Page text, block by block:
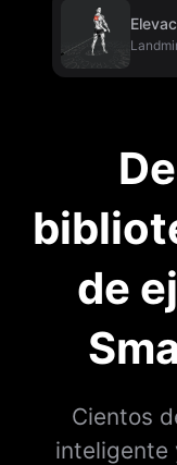
de
Cientos
inteligente